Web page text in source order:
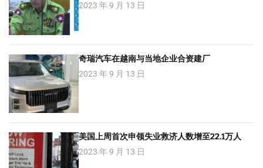
2023 年 9 月 13 日
奇瑞汽车在越南与当地企业合资建厂
2023 年 9 月 13 日
美国上周首次申领失业救济人数增至22.1万人
2023 年 9 月 13 日